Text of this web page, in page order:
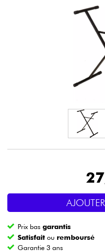
Claviers & Pianos
Synthés & Sampleurs
Eclairage
Vents
27
Prix basgarantis
Satisfait ou remboursé
Garantie 3 ans